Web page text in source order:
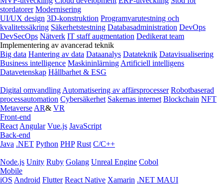
stordatorer Modernisering
UI/UX design 3D-konstruktion Programvarutestning och
kvalitetssäkring Säkerhetstestning Databasadministration DevOps
DevSecOps Nätverk IT staff augmentation Dedikerat team
Implementering av avancerad teknik
Big data Hantering av data Dataanalys Datateknik Datavisualisering
Business intelligence Maskininlärning Artificiell intelligens
Datavetenskap Hållbarhet & ESG
Digital omvandling Automatisering av affärsprocesser Robotbaserad
processautomation Cybersäkerhet Sakernas internet Blockchain NFT
Metaverse AR& VR
Front-end
React Angular Vue.js JavaScript
Back-end
Java .NET Python PHP Rust C/C++
Node.js Unity Ruby Golang Unreal Engine Cobol
Mobile
iOS Android Flutter React Native Xamarin .NET MAUI